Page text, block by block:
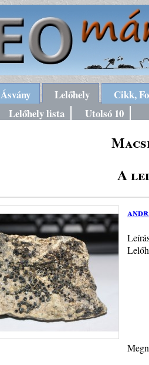
Ásvány Lelőhely Cikk,
Lelőhely lista Utolsó 10
A